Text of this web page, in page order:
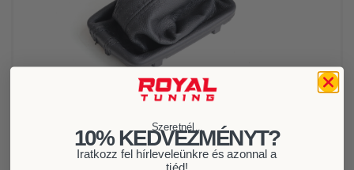
Szeretnél...
10% KEDVEZMÉNYT?
Iratkozz fel hírleveleünkre és azonnal a